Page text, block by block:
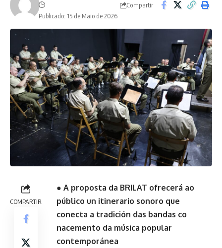
Publicado: 15 de Maio de 2026
Compartir
COMPARTIR
● A proposta da BRILAT ofrecerá ao
público un itinerario sonoro que
conecta a tradición das bandas co
nacemento da música popular
contemporánea